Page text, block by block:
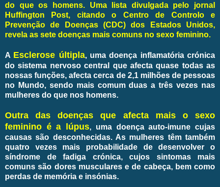
do que os homens. Uma lista divulgada pelo jornal
Huffington Post, citando o Centro de Controlo e
Prevenção de Doenças (CDC) dos Estados Unidos,
revela as sete doenças mais comuns no sexo feminino.
A Esclerose últipla, uma doença inflamatória crónica
do sistema nervoso central que afecta quase todas as
nossas funções, afecta cerca de 2,1 milhões de pessoas
no Mundo, sendo mais comum duas a três vezes nas
mulheres do que nos homens.
Outra das doenças que afecta mais o sexo
feminino é a lúpus, uma doença auto-imune cujas
causas são desconhecidas. As mulheres têm também
quatro vezes mais probabilidade de desenvolver o
síndrome de fadiga crónica, cujos sintomas mais
comuns são dores musculares e de cabeça, bem como
perdas de memória e insónias.